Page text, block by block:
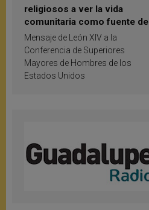
religiosos a ver la vida
comunitaria como fuente de
inspiración y santificación
Mensaje de León XIV a la
Conferencia de Superiores
Mayores de Hombres de los
Estados Unidos